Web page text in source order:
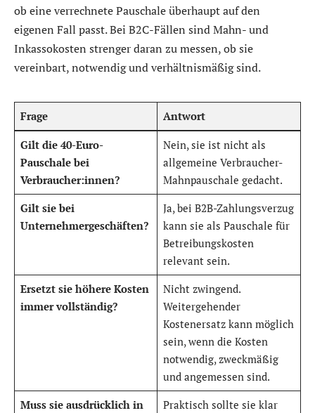
ob eine verrechnete Pauschale überhaupt auf den
eigenen Fall passt. Bei B2C-Fällen sind Mahn- und
Inkassokosten strenger daran zu messen, ob sie
vereinbart, notwendig und verhältnismäßig sind.
Frage Antwort
Gilt die 40-Euro-
Pauschale bei
Verbraucher:innen?
Nein, sie ist nicht als
allgemeine Verbraucher-
Mahnpauschale gedacht.
Gilt sie bei
Unternehmergeschäften?
Ja, bei B2B-Zahlungsverzug
kann sie als Pauschale für
Betreibungskosten
relevant sein.
Ersetzt sie höhere Kosten
immer vollständig?
Nicht zwingend.
Weitergehender
Kostenersatz kann möglich
sein, wenn die Kosten
notwendig, zweckmäßig
und angemessen sind.
Muss sie ausdrücklich in
Praktisch sollte sie klar